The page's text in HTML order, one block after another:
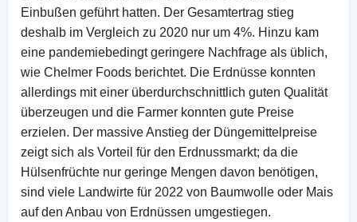
Einbußen geführt hatten. Der Gesamtertrag stieg
deshalb im Vergleich zu 2020 nur um 4%. Hinzu kam
eine pandemiebedingt geringere Nachfrage als üblich,
wie Chelmer Foods berichtet. Die Erdnüsse konnten
allerdings mit einer überdurchschnittlich guten Qualität
überzeugen und die Farmer konnten gute Preise
erzielen. Der massive Anstieg der Düngemittelpreise
zeigt sich als Vorteil für den Erdnussmarkt; da die
Hülsenfrüchte nur geringe Mengen davon benötigen,
sind viele Landwirte für 2022 von Baumwolle oder Mais
auf den Anbau von Erdnüssen umgestiegen.